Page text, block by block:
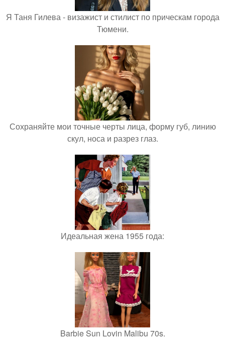
Я Таня Гилева - визажист и стилист по прическам города
Тюмени.
Сохраняйте мои точные черты лица, форму губ, линию
скул, носа и разрез глаз.
Идеальная жена 1955 года:
Barbie Sun Lovin Malibu 70s.